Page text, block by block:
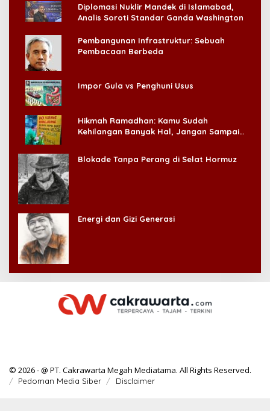
Diplomasi Nuklir Mandek di Islamabad,
Analis Soroti Standar Ganda Washington
Pembangunan Infrastruktur: Sebuah
Pembacaan Berbeda
Impor Gula vs Penghuni Usus
Hikmah Ramadhan: Kamu Sudah
Kehilangan Banyak Hal, Jangan Sampai
Blokade Tanpa Perang di Selat Hormuz
Energi dan Gizi Generasi
© 2026 - @ PT. Cakrawarta Megah Mediatama. All Rights Reserved.
Pedoman Media Siber Disclaimer